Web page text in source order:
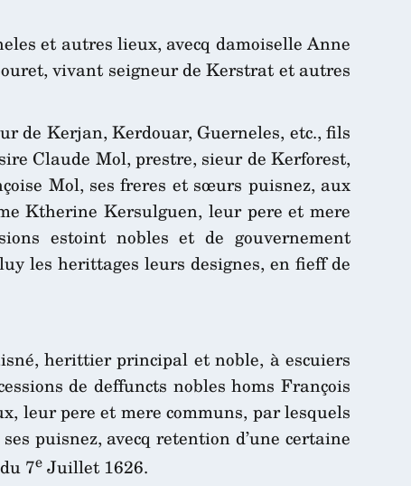
et autres lieux, avecq damoiselle Anne
vivant seigneur de Kerstrat et autres
de Kerjan, Kerdouar, Guerneles, etc., fils
Claude Mol, prestre, sieur de Kerforest,
Mol, ses freres et sœurs puisnez, aux
Ktherine Kersulguen, leur pere et mere
estoint nobles et de gouvernement
les herittages leurs designes, en fieff de
herittier principal et noble, à escuiers
de deffuncts nobles homs François
leur pere et mere communs, par lesquels
puisnez, avecq retention d’une certaine
7e Juillet 1626.